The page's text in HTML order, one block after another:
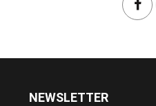
NEWSLETTER